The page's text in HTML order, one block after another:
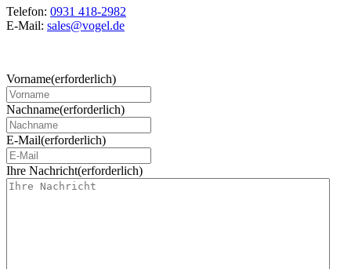
Telefon: 0931 418-2982
E-Mail: sales@vogel.de
Vorname(erforderlich)
Nachname(erforderlich)
E-Mail(erforderlich)
Ihre Nachricht(erforderlich)